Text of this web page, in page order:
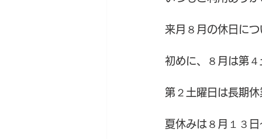
来月８月の休日に
初めに、８月は第
第２土曜日は長期
夏休みは８月１３